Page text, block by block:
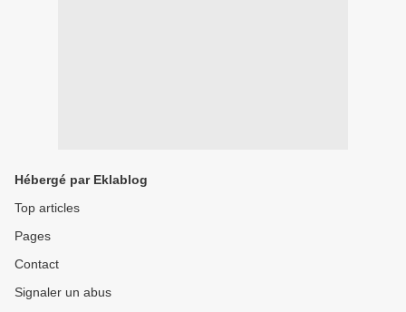
Hébergé par Eklablog
Top articles
Pages
Contact
Signaler un abus